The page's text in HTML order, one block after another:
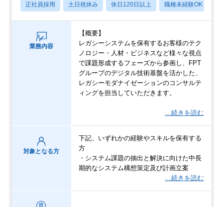
正社員採用 土日祝休み 休日120日以上 職種未経験OK
業務内容
【概要】
レガシーシステムを保有するお客様のテク
ノロジー・人材・ビジネスなど様々な視点
で課題形成するフェーズから参画し、FPT
グループのデジタル技術基盤を活かした、
レガシーモダナイゼーションのコンサルテ
ィングを担当していただきます。
…続きを読む
対象となる方
下記、いずれかの経験やスキルを保有する
方
・システム課題の抽出と解決に向けた中長
期的なシステム構想策定及び計画立案​
…続きを読む